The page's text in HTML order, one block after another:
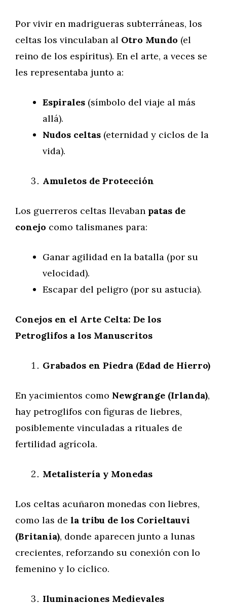
Por vivir en madrigueras subterráneas, los
celtas los vinculaban al Otro Mundo (el
reino de los espíritus). En el arte, a veces se
les representaba junto a:
Espirales (símbolo del viaje al más
allá).
Nudos celtas (eternidad y ciclos de la
vida).
Amuletos de Protección
Los guerreros celtas llevaban patas de
conejo como talismanes para:
Ganar agilidad en la batalla (por su
velocidad).
Escapar del peligro (por su astucia).
Conejos en el Arte Celta: De los
Petroglifos a los Manuscritos
Grabados en Piedra (Edad de Hierro)
En yacimientos como Newgrange (Irlanda),
hay petroglifos con figuras de liebres,
posiblemente vinculadas a rituales de
fertilidad agrícola.
Metalistería y Monedas
Los celtas acuñaron monedas con liebres,
como las de la tribu de los Corieltauvi
(Britania), donde aparecen junto a lunas
crecientes, reforzando su conexión con lo
femenino y lo cíclico.
Iluminaciones Medievales